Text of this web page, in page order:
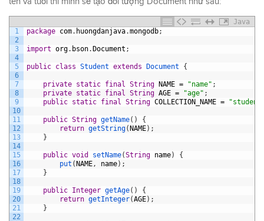
Java
1
2
3
4
5
6
7
8
9
10
11
12
13
14
15
16
17
18
19
20
21
22
package com. huongdanjava.mongodb;
import org. bson.Document ;
public class Student extends Document {
private static final String NAME = "name" ;
private static final String AGE = "age" ;
public static final String COLLECTION_NAME =
public String getName( )
{
return getString(NAME) ;
}
public void setName(String name)
{
put (NAME , name) ;
}
public Integer getAge( )
{
return getInteger(AGE) ;
}